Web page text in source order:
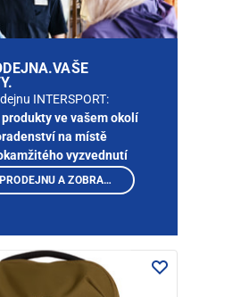
INTERSPORT:
ve vašem okolí
na místě
vyzvednutí
VYBRAT PRODEJNU A ZOBRAZIT PRODUKTY